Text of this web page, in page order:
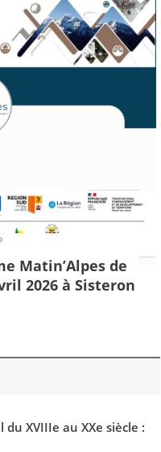
Matin’Alpes de
2026 à Sisteron
XVIIIe au XXe siècle :